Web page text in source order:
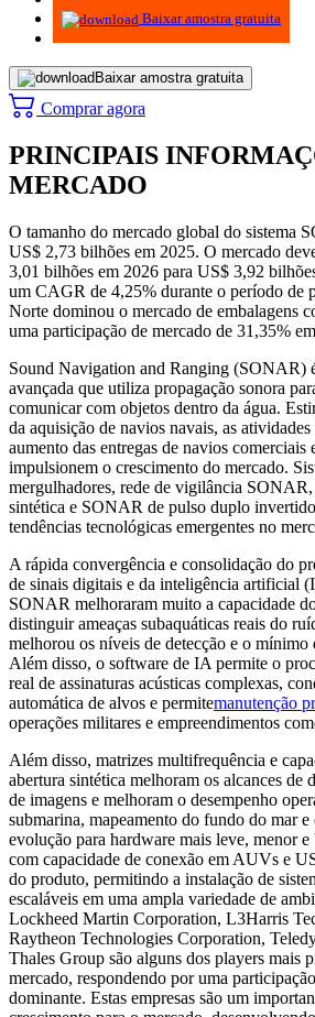
Baixar amostra gratuita
Baixar amostra gratuita
Comprar agora
PRINCIPAIS
MERCADO
O tamanho do mercado global do sistema
US$ 2,73 bilhões em 2025. O mercado
3,01 bilhões em 2026 para US$ 3,92
um CAGR de 4,25% durante o período de
Norte dominou o mercado de embalagens
uma participação de mercado de 31,35%
Sound Navigation and Ranging (SONAR)
avançada que utiliza propagação sonora
comunicar com objetos dentro da água.
da aquisição de navios navais, as
aumento das entregas de navios comerciais
impulsionem o crescimento do mercado.
mergulhadores, rede de vigilância
sintética e SONAR de pulso duplo
tendências tecnológicas emergentes no
A rápida convergência e consolidação do
de sinais digitais e da inteligência artificial
SONAR melhoraram muito a capacidade
distinguir ameaças subaquáticas reais do
melhorou os níveis de detecção e o mínimo
Além disso, o software de IA permite o
real de assinaturas acústicas complexas,
automática de alvos e permitemanutenção
operações militares e empreendimentos
Além disso, matrizes multifrequência e
abertura sintética melhoram os alcances de
de imagens e melhoram o desempenho
submarina, mapeamento do fundo do mar e
evolução para hardware mais leve, menor e
com capacidade de conexão em AUVs e
do produto, permitindo a instalação de
escaláveis ​​em uma ampla variedade de
Lockheed Martin Corporation, L3Harris
Raytheon Technologies Corporation,
Thales Group são alguns dos players mais
mercado, respondendo por uma
dominante. Estas empresas são um